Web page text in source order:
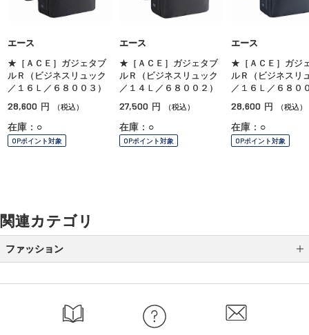
エース
★［ＡＣＥ］ガジェタブ
ルＲ（ビジネスリュック
／１６Ｌ／６８００３）
28,600 円 （税込）
在庫：○
OPポイント対象
エース
★［ＡＣＥ］ガジェタブ
ルＲ（ビジネスリュック
／１４Ｌ／６８００２）
27,500 円 （税込）
在庫：○
OPポイント対象
エース
★［ＡＣＥ］ガジ
ルＲ（ビジネスリ
／１６Ｌ／６８０
28,600 円 （税込）
在庫：○
OPポイント対象
関連カテゴリ
ファッション